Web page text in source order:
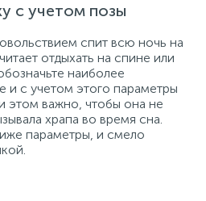
с учетом позы
спит всю ночь на
отдыхать на спине или
наиболее
с учетом этого параметры
этом важно, чтобы она не
храпа во время сна.
параметры, и смело